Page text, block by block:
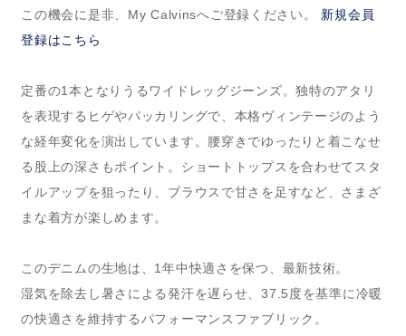
この機会に是非、My Calvinsへご登録ください。 新規会員
登録はこちら
定番の1本となりうるワイドレッグジーンズ。独特のアタリ
を表現するヒゲやパッカリングで、本格ヴィンテージのよう
な経年変化を演出しています。腰穿きでゆったりと着こなせ
る股上の深さもポイント。ショートトップスを合わせてスタ
イルアップを狙ったり、ブラウスで甘さを足すなど、さまざ
まな着方が楽しめます。
このデニムの生地は、1年中快適さを保つ、最新技術。
湿気を除去し暑さによる発汗を遅らせ、37.5度を基準に冷暖
の快適さを維持するパフォーマンスファブリック。